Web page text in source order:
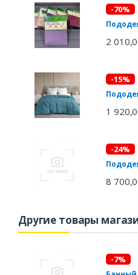
-70%
2
-15%
1
-24%
8
Другие товары
-7%